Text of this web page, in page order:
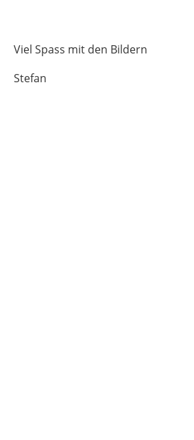
Viel Spass mit den Bildern
Stefan